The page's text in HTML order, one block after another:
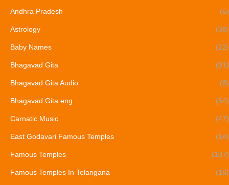
Andhra Pradesh (5)
Astrology (38)
Baby Names (22)
Bhagavad Gita (91)
Bhagavad Gita Audio (8)
Bhagavad Gita eng (64)
Carnatic Music (47)
East Godavari Famous Temples (14)
Famous Temples (107)
Famous Temples In Telangana (16)